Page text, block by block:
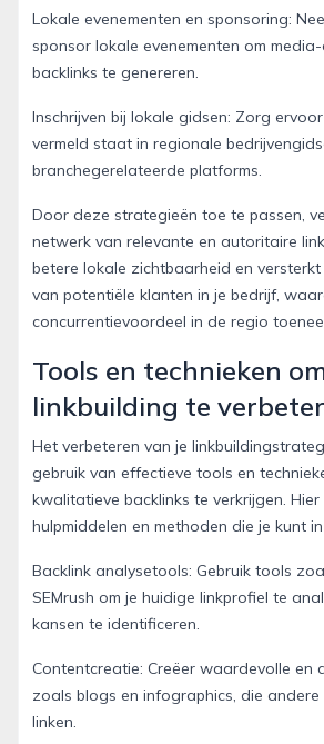
Lokale evenementen en sponsoring:
sponsor lokale evenementen om
backlinks te genereren.
Inschrijven bij lokale gidsen: Zorg
vermeld staat in regionale
branchegerelateerde platforms.
Door deze strategieën toe te passen,
netwerk van relevante en autoritaire
betere lokale zichtbaarheid en
van potentiële klanten in je bedrijf,
concurrentievoordeel in de regio
Tools en technieken
linkbuilding te
Het verbeteren van je
gebruik van effectieve tools en
kwalitatieve backlinks te verkrijgen. Hier
hulpmiddelen en methoden die je kunt
Backlink analysetools: Gebruik tools
SEMrush om je huidige linkprofiel te
kansen te identificeren.
Contentcreatie: Creëer waardevolle en
zoals blogs en infographics, die
linken.